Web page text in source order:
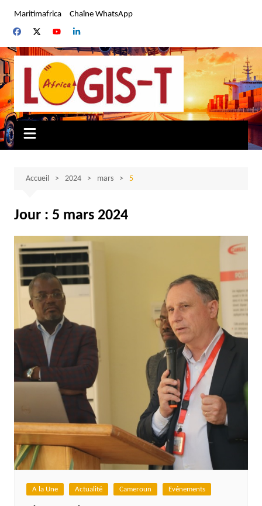
contenu
Maritimafrica Chaîne WhatsApp
Accueil 2024 mars 5
Jour : 5 mars 2024
A la Une Actualité Cameroun Evénements